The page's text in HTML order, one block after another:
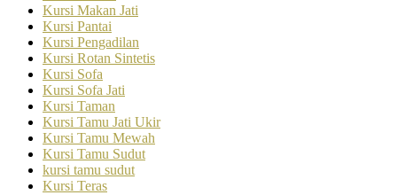
Kursi Makan Jati
Kursi Pantai
Kursi Pengadilan
Kursi Rotan Sintetis
Kursi Sofa
Kursi Sofa Jati
Kursi Taman
Kursi Tamu Jati Ukir
Kursi Tamu Mewah
Kursi Tamu Sudut
kursi tamu sudut
Kursi Teras